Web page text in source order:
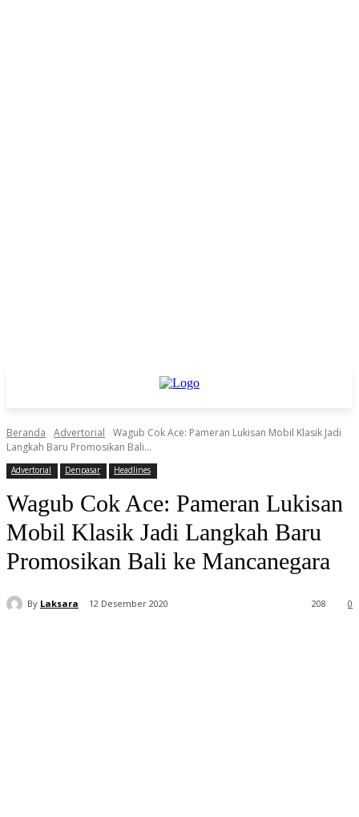
Beranda Advertorial
Wagub Cok Ace: Pameran Lukisan Mobil Klasik Jadi
Langkah Baru Promosikan Bali...
Advertorial Denpasar Headlines
Wagub Cok Ace: Pameran Lukisan
Mobil Klasik Jadi Langkah Baru
Promosikan Bali ke Mancanegara
By Laksara 12 Desember 2020 0
208